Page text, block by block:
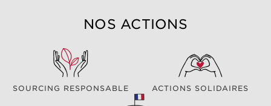
NOS ACTIONS
SOURCING RESPONSABLE ACTIONS SOLIDAIRES